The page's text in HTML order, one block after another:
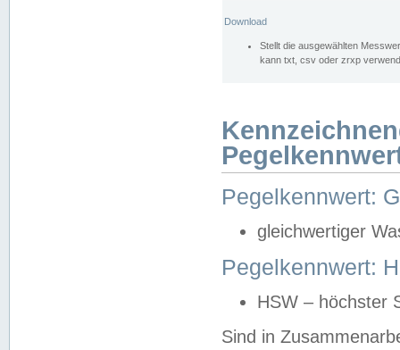
Download
Stellt die ausgewählten
kann txt, csv oder zrxp
Pegelkennwert:
gleichwertiger
Pegelkennwert:
HSW – höchster
Sind in